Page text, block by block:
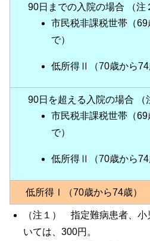
90日までの入院の場合 （注
市民税非課税世帯（69
で）
低所得Ⅱ（70歳から74
90日を超える入院の場合 （
市民税非課税世帯（69
で）
低所得Ⅱ（70歳から74
低所得Ⅰ（70歳から74歳）
（注１） 指定難病患者、小
いては、300円。